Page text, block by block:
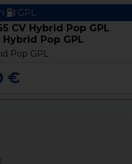
GPL
CV Hybrid Pop GPL
Hybrid Pop GPL
Pop GPL
€